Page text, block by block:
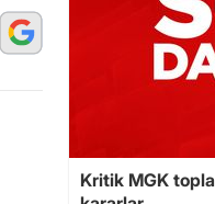
Kritik MGK